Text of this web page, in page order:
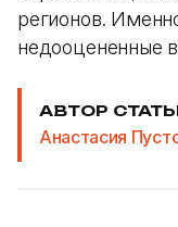
регионов.
недооцененные
АВТОР
Анастасия